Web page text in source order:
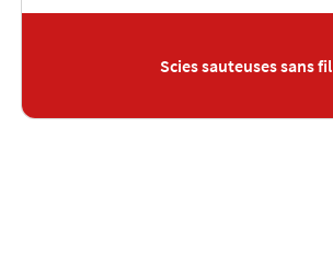
Scies sauteuses sans fil